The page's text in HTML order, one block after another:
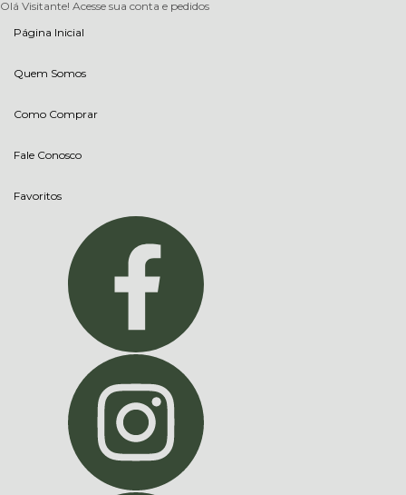
Olá Visitante! Acesse sua conta e pedidos
Página Inicial
Quem Somos
Como Comprar
Fale Conosco
Favoritos